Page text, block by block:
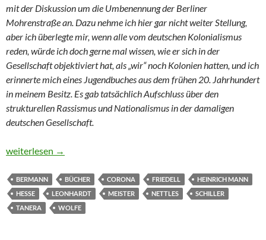
mit der Diskussion um die Umbenennung der Berliner
Mohrenstraße an. Dazu nehme ich hier gar nicht weiter Stellung,
aber ich überlegte mir, wenn alle vom deutschen Kolonialismus
reden, würde ich doch gerne mal wissen, wie er sich in der
Gesellschaft objektiviert hat, als „wir“ noch Kolonien hatten, und ich
erinnerte mich eines Jugendbuches aus dem frühen 20. Jahrhundert
in meinem Besitz. Es gab tatsächlich Aufschluss über den
strukturellen Rassismus und Nationalismus in der damaligen
deutschen Gesellschaft.
Pandemie 2020: Von Hesse bis Nettles
weiterlesen →
BERMANN BÜCHER CORONA FRIEDELL
HEINRICH MANN
HESSE
LEONHARDT MEISTER NETTLES
SCHILLER
TANERA
WOLFE